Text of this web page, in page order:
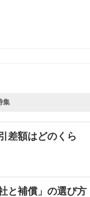
集
差額はどのくら
と補償」の選び方